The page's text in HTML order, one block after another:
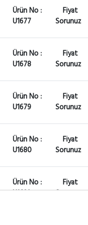
Ürün No :
U1677
Fiyat
Sorunuz
Ürün No :
U1678
Fiyat
Sorunuz
Ürün No :
U1679
Fiyat
Sorunuz
Ürün No :
U1680
Fiyat
Sorunuz
Ürün No :
U1681
Fiyat
Sorunuz